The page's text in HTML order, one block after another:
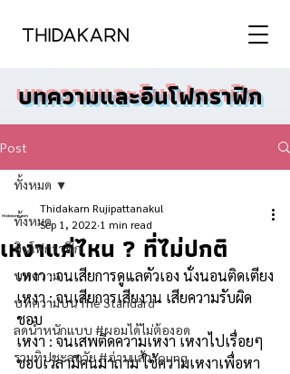
บทความและอินโฟกราฟิก
Post
ทั้งหมด
อินโฟกราฟิก
บทความ
บทความบน The Standard
ลดน้ำหนักแบบ #ผอมได้ไม่ต้องอด
รวมทิปชะลอวัย #อ่านแล้วYoung
ทั้งหมด
เหงาแค่ไหน ? ที่ไม่ปกติ
Thidakarn Rujipattanakul
Sep 1, 2022 1 min read
เหงา : จนเสียการดูแลตัวเอง นั่งนอนติดเตียง
เหงา : จนเสียการเสียงาน เสียความรับผิด
ชอบ
เหงา : จนเสพติดความเหงา เหงาไปเรื่อยๆ
ชอบเวลามีคนมาถาม ใช้ความเหงาเพื่อหา